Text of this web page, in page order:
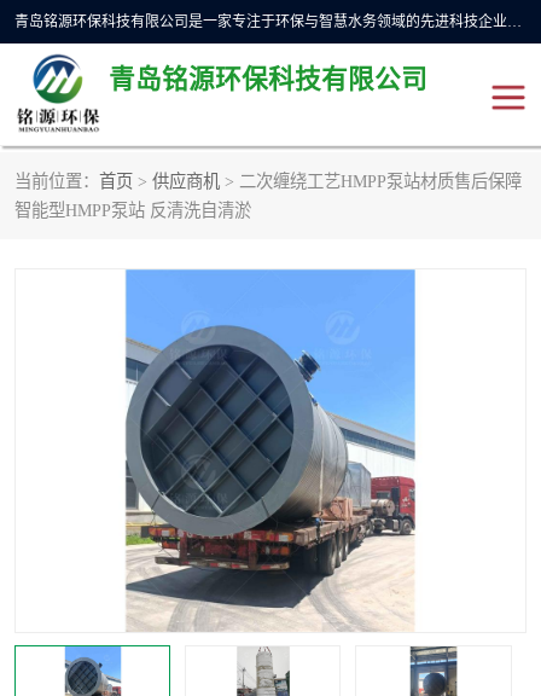
青岛铭源环保科技有限公司是一家专注于环保与智慧水务领域的先进科技企业，公司专注于云智能一体化预制泵站、水务循环利用、海绵城市、云智慧水务开发及新型环保技术研发等领域。铭源环保以为客户提供优质产品、专业技术服务为己任。为客户提供量身定制方案，提供多种配置方案满足实际使用要求。严控供货周期，并提供高标准后期维护。以环保为己任，视质量如生命，以技术做先导，靠诚信赢客户。
青岛铭源环保科技有限公司
当前位置： 首页 > 供应商机 > 二次缠绕工艺HMPP泵站材质售后保障
智能型HMPP泵站 反清洗自清淤
一体化HMPP泵站
智能截流井 智能旋转喷射器
加压泵房/灌溉泵房 一体化预制泵站
不锈钢浮筒阀 真空冲洗装置
雨水收集回用装置 门式冲洗装置
智能一体化灌溉泵房 一体化污水处理泵房
水面垃圾清理装置 浅层砂过滤装置
一体化泵闸